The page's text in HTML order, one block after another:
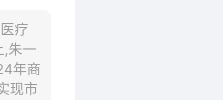
疗
,朱一
年商
现市